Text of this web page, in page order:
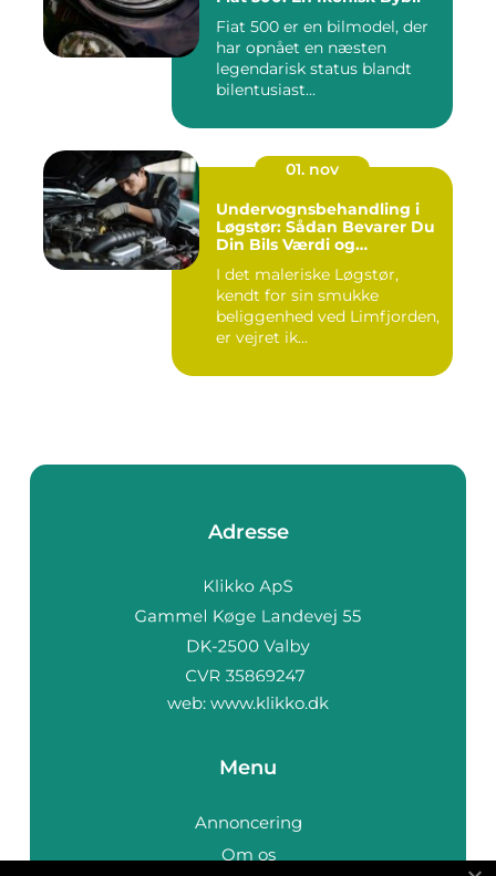
Fiat 500 er en bilmodel, der
har opnået en næsten
legendarisk status blandt
bilentusiast...
01. nov
Undervognsbehandling i
Løgstør: Sådan Bevarer Du
Din Bils Værdi og
I det maleriske Løgstør,
kendt for sin smukke
beliggenhed ved Limfjorden,
er vejret ik...
Adresse
web: www.klikko.dk
Menu
Annoncering
Om os